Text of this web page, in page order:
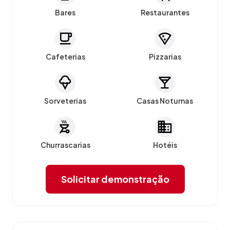
Bares Restaurantes
Cafeterias Pizzarias
Sorveterias Casas Noturnas
Churrascarias Hotéis
Solicitar demonstração